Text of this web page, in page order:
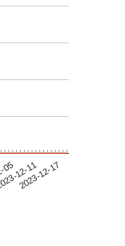
12-11
2023-12-17